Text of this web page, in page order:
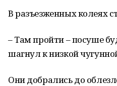
В разъезженных колеях
– Там пройти – посуше
шагнул к низкой
Они добрались до